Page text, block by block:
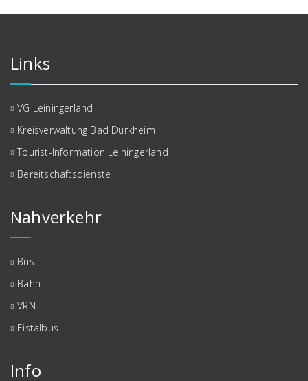
Links
VG Leiningerland
Kreisverwaltung Bad Dürkheim
Tourist-Information Leiningerland
Bereitschaftsdienste
Nahverkehr
Bus
Bahn
VRN
Eistalbus
Info